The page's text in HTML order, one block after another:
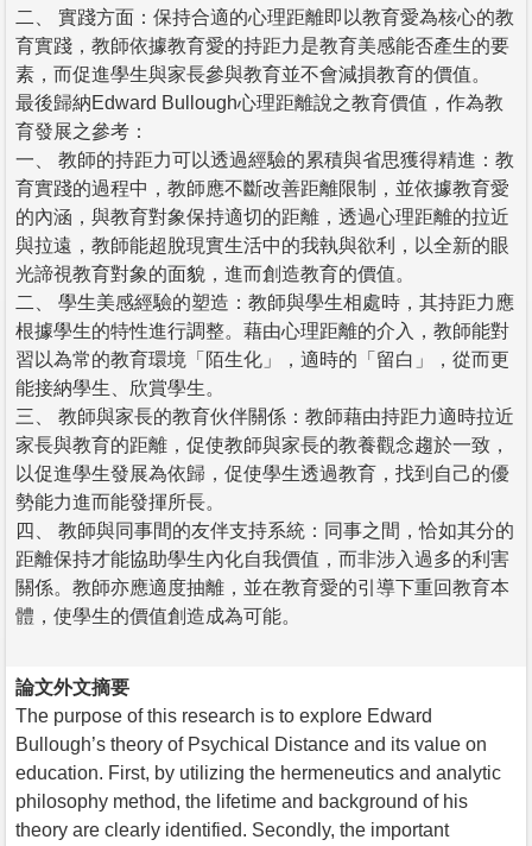
二、 實踐方面：保持合適的心理距離即以教育愛為核心的教
育實踐，教師依據教育愛的持距力是教育美感能否產生的要
素，而促進學生與家長參與教育並不會減損教育的價值。
最後歸納Edward Bullough心理距離說之教育價值，作為教
育發展之參考：
一、 教師的持距力可以透過經驗的累積與省思獲得精進：教
育實踐的過程中，教師應不斷改善距離限制，並依據教育愛
的內涵，與教育對象保持適切的距離，透過心理距離的拉近
與拉遠，教師能超脫現實生活中的我執與欲利，以全新的眼
光諦視教育對象的面貌，進而創造教育的價值。
二、 學生美感經驗的塑造：教師與學生相處時，其持距力應
根據學生的特性進行調整。藉由心理距離的介入，教師能對
習以為常的教育環境「陌生化」，適時的「留白」，從而更
能接納學生、欣賞學生。
三、 教師與家長的教育伙伴關係：教師藉由持距力適時拉近
家長與教育的距離，促使教師與家長的教養觀念趨於一致，
以促進學生發展為依歸，促使學生透過教育，找到自己的優
勢能力進而能發揮所長。
四、 教師與同事間的友伴支持系統：同事之間，恰如其分的
距離保持才能協助學生內化自我價值，而非涉入過多的利害
關係。教師亦應適度抽離，並在教育愛的引導下重回教育本
體，使學生的價值創造成為可能。
論文外文摘要
The purpose of this research is to explore Edward
Bullough’s theory of Psychical Distance and its value on
education. First, by utilizing the hermeneutics and analytic
philosophy method, the lifetime and background of his
theory are clearly identified. Secondly, the important